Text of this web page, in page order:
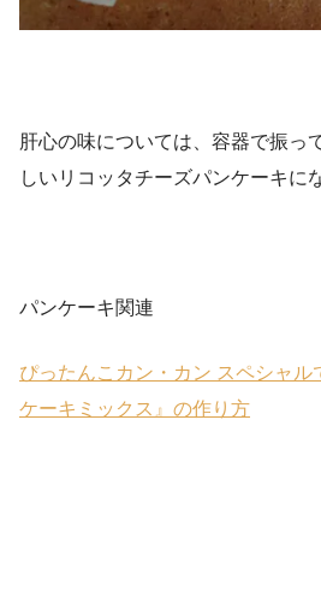
肝心の味については、容器で振っ
しいリコッタチーズパンケーキに
パンケーキ関連
ぴったんこカン・カン スペシャル
ケーキミックス』の作り方